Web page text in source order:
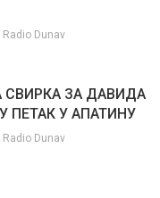
Radio Dunav
СВИРКА ЗА ДАВИДА
ПЕТАК У АПАТИНУ
Radio Dunav